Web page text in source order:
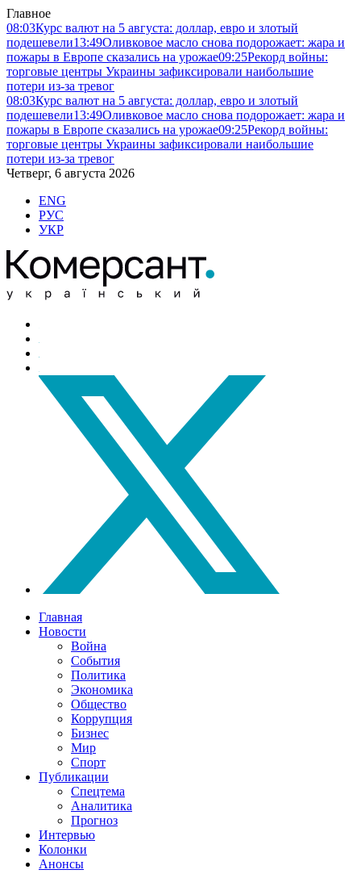
Главное
08:03Курс валют на 5 августа: доллар, евро и злотый
подешевели13:49Оливковое масло снова подорожает: жара и
пожары в Европе сказались на урожае09:25Рекорд войны:
торговые центры Украины зафиксировали наибольшие
потери из-за тревог
08:03Курс валют на 5 августа: доллар, евро и злотый
подешевели13:49Оливковое масло снова подорожает: жара и
пожары в Европе сказались на урожае09:25Рекорд войны:
торговые центры Украины зафиксировали наибольшие
потери из-за тревог
Четверг, 6 августа 2026
ENG
РУС
УКР
Главная
Новости
Война
События
Политика
Экономика
Общество
Коррупция
Бизнес
Мир
Спорт
Публикации
Спецтема
Аналитика
Прогноз
Интервью
Колонки
Анонсы